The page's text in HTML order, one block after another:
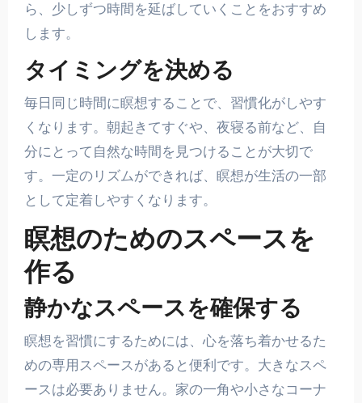
ら、少しずつ時間を延ばしていくことをおすすめ
します。
タイミングを決める
毎日同じ時間に瞑想することで、習慣化がしやす
くなります。朝起きてすぐや、夜寝る前など、自
分にとって自然な時間を見つけることが大切で
す。一定のリズムができれば、瞑想が生活の一部
として定着しやすくなります。
瞑想のためのスペースを
作る
静かなスペースを確保する
瞑想を習慣にするためには、心を落ち着かせるた
めの専用スペースがあると便利です。大きなスペ
ースは必要ありません。家の一角や小さなコーナ